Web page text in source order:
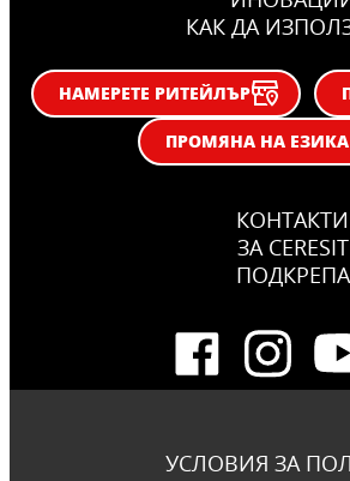
КАК ДА
НАМЕРЕТЕ РИТЕЙЛЪР
ПРОМЯНА НА ЕЗИКА
КОНТАКТИ
ЗА CERESIT
ПОДКРЕПА
УСЛОВИЯ ЗА